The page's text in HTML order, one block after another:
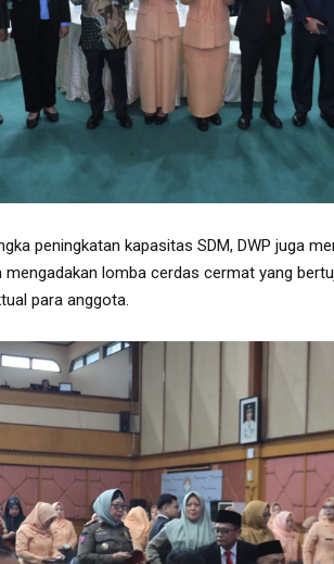
peningkatan kapasitas SDM, DWP juga
mengadakan lomba cerdas cermat yang
para anggota.